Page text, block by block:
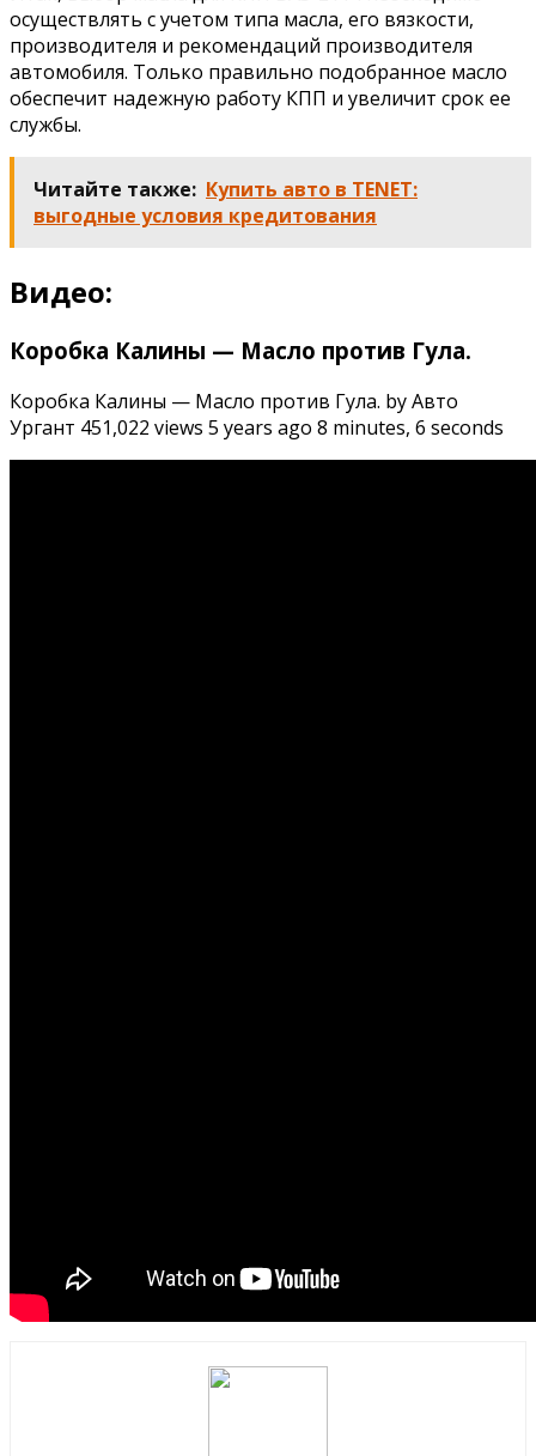
осуществлять с учетом типа масла, его вязкости,
производителя и рекомендаций производителя
автомобиля. Только правильно подобранное масло
обеспечит надежную работу КПП и увеличит срок ее
службы.
Читайте также: Купить авто в TENET:
выгодные условия кредитования
Видео:
Коробка Калины — Масло против Гула.
Коробка Калины — Масло против Гула. by Авто
Ургант 451,022 views 5 years ago 8 minutes, 6 seconds